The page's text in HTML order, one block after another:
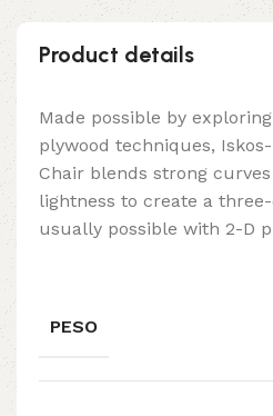
Product details
Made possible by
plywood techniques, Iskos-
Chair blends strong
lightness to create a
usually possible with 2-D
PESO